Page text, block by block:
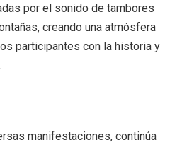
por el sonido de tambores
creando una atmósfera
participantes con la historia y
manifestaciones, continúa